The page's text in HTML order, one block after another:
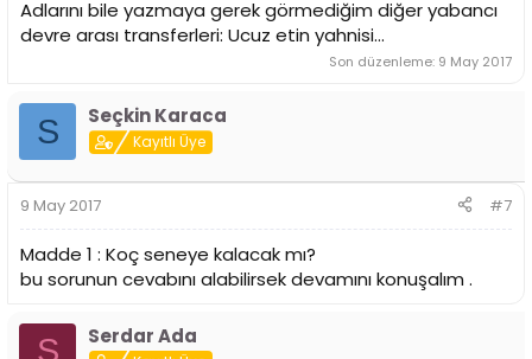
Adlarını bile yazmaya gerek görmediğim diğer yabancı
devre arası transferleri: Ucuz etin yahnisi...
Son düzenleme: 9 May 2017
S Seçkin Karaca
Kayıtlı Üye
9 May 2017 #7
Madde 1 : Koç seneye kalacak mı?
bu sorunun cevabını alabilirsek devamını konuşalım .
S Serdar Ada